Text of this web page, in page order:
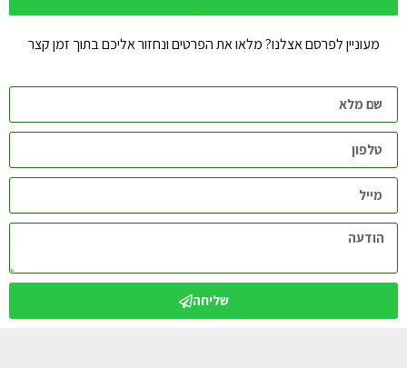
מעוניין לפרסם אצלנו? מלאו את הפרטים ונחזור אליכם בתוך זמן קצר
שליחה